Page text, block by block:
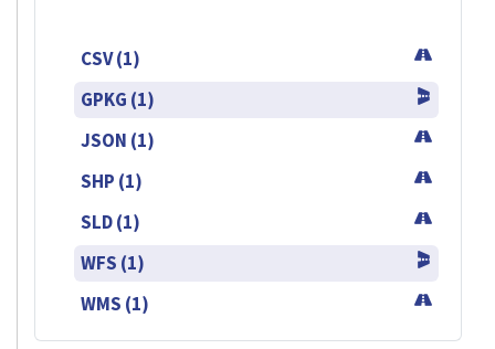
CSV (1)
GPKG (1)
JSON (1)
SHP (1)
SLD (1)
WFS (1)
WMS (1)